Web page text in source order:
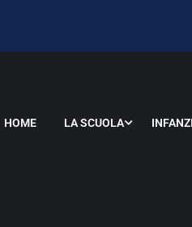
HOME LA SCUOLA